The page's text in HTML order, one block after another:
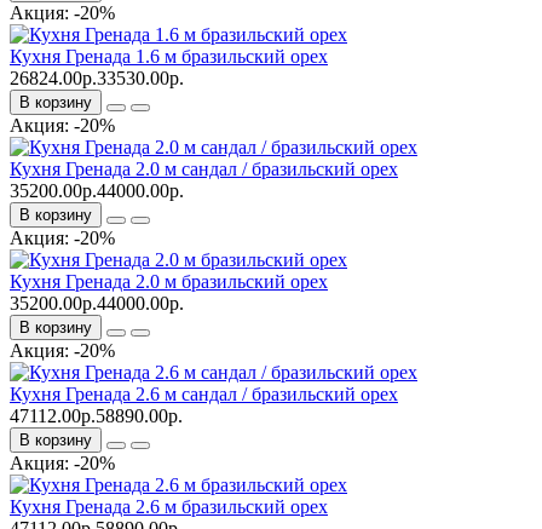
Акция: -20%
Кухня Гренада 1.6 м бразильский орех
26824.00р.33530.00р.
В корзину
Акция: -20%
Кухня Гренада 2.0 м сандал / бразильский орех
35200.00р.44000.00р.
В корзину
Акция: -20%
Кухня Гренада 2.0 м бразильский орех
35200.00р.44000.00р.
В корзину
Акция: -20%
Кухня Гренада 2.6 м сандал / бразильский орех
47112.00р.58890.00р.
В корзину
Акция: -20%
Кухня Гренада 2.6 м бразильский орех